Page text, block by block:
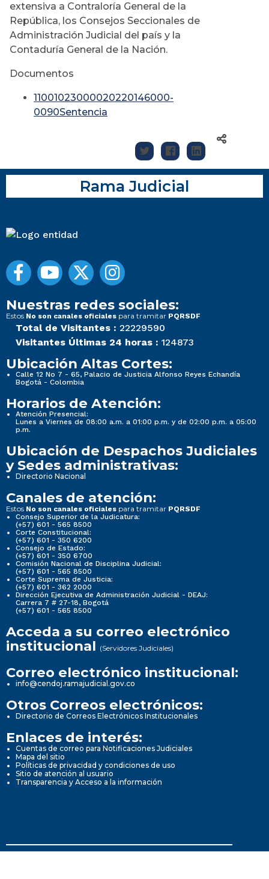
extensiva a Contraloría General de la
República, los Consejos Seccionales de
Administración Judicial del país y la
Contaduría General de la Nación.
Documentos
11001023000020220146000-
0090Sentencia
Rama Judicial
Nuestras redes sociales:
Estos No son canales oficiales para tramitar PQRSDF
Total de Visitantes : 22229590
Visitantes Últimas 24 horas : 124873
Ubicación Altas Cortes:
Calle 12 No 7 - 65, Palacio de Justicia Alfonso Reyes Echandía
Bogotá - Colombia
Horarios de Atención:
Atención Presencial:
Lunes a Viernes de 08:00 a.m. a 01:00 p.m. y de 02:00 p.m. a 05:00
p.m.
Ubicación de Despachos Judiciales
y Sedes administrativas:
Directorio Nacional
Canales de atención:
Estos No son canales oficiales para tramitar PQRSDF
Consejo Superior de la Judicatura:
(+57) 601 - 565 8500
Corte Constitucional:
(+57) 601 - 350 6200
Consejo de Estado:
(+57) 601 - 350 6700
Comisión Nacional de Disciplina Judicial:
(+57) 601 - 565 8500
Corte Suprema de Justicia:
(+57) 601 - 362 2000
Dirección Ejecutiva de Administración Judicial - DEAJ:
Carrera 7 # 27-18, Bogotá
(+57) 601 - 565 8500
Acceda a su correo electrónico
institucional (Servidores Judiciales)
Correo electrónico institucional:
info@cendoj.ramajudicial.gov.co
Otros Correos electrónicos:
Directorio de Correos Electrónicos Institucionales
Enlaces de interés:
Cuentas de correo para Notificaciones Judiciales
Mapa del sitio
Políticas de privacidad y condiciones de uso
Sitio de atención al usuario
Transparencia y Acceso a la información